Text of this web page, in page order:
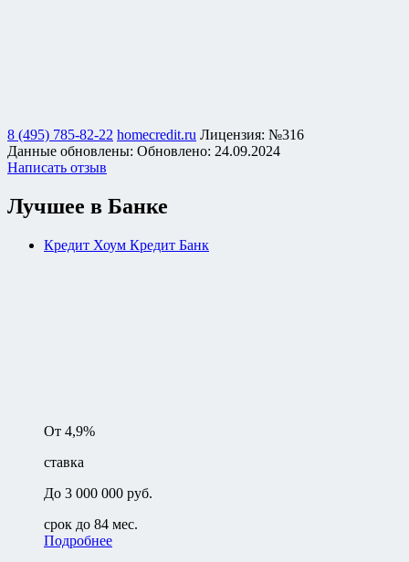
8 (495) 785-82-22 homecredit.ru Лицензия: №316
Данные обновлены: Обновлено: 24.09.2024
Написать отзыв
Лучшее в Банке
Кредит Хоум Кредит Банк
От 4,9%
ставка
До 3 000 000 руб.
срок до 84 мес.
Подробнее